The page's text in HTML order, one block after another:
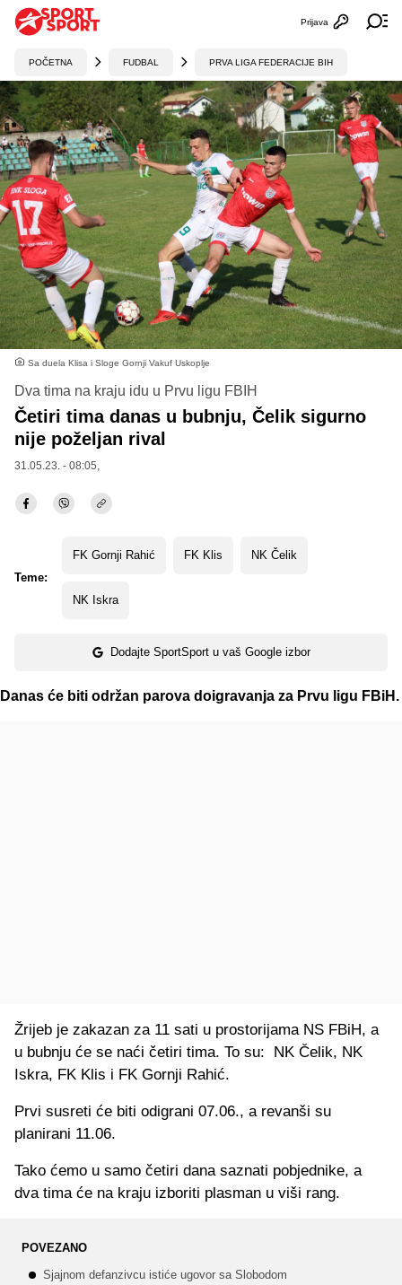
Otvori
Prijava
POČETNA FUDBAL PRVA LIGA FEDERACIJE BIH
Sa duela Klisa i Sloge Gornji Vakuf Uskoplje
Dva tima na kraju idu u Prvu ligu FBIH
Četiri tima danas u bubnju, Čelik sigurno
nije poželjan rival
31.05.23. - 08:05,
Teme:
FK Gornji Rahić FK Klis NK Čelik
NK Iskra
Dodajte SportSport u vaš Google izbor
Danas će biti održan parova doigravanja za Prvu ligu FBiH.
Žrijeb je zakazan za 11 sati u prostorijama NS FBiH, a
u bubnju će se naći četiri tima. To su: NK Čelik, NK
Iskra, FK Klis i FK Gornji Rahić.
Prvi susreti će biti odigrani 07.06., a revanši su
planirani 11.06.
Tako ćemo u samo četiri dana saznati pobjednike, a
dva tima će na kraju izboriti plasman u viši rang.
POVEZANO
Sjajnom defanzivcu istiće ugovor sa Slobodom